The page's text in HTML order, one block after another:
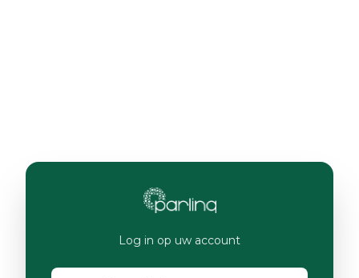
Log in op uw account